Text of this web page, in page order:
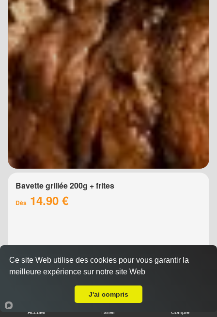
Bavette grillée 200g + frites
Dès 14.90 €
Accueil Panier Compte
Ce site Web utilise des cookies pour vous garantir la
meilleure expérience sur notre site Web
J'ai compris